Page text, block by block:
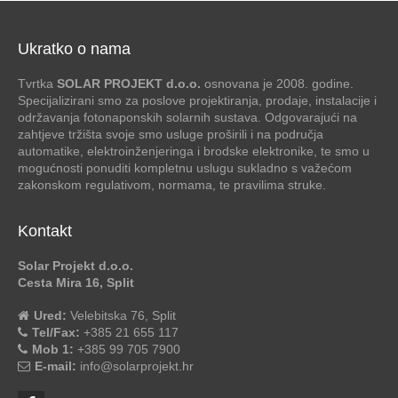
Ukratko o nama
Tvrtka SOLAR PROJEKT d.o.o. osnovana je 2008. godine.
Specijalizirani smo za poslove projektiranja, prodaje, instalacije i
održavanja fotonaponskih solarnih sustava. Odgovarajući na
zahtjeve tržišta svoje smo usluge proširili i na područja
automatike, elektroinženjeringa i brodske elektronike, te smo u
mogućnosti ponuditi kompletnu uslugu sukladno s važećom
zakonskom regulativom, normama, te pravilima struke.
Kontakt
Solar Projekt d.o.o.
Cesta Mira 16, Split
Ured: Velebitska 76, Split
Tel/Fax: +385 21 655 117
Mob 1: +385 99 705 7900
E-mail: info@solarprojekt.hr